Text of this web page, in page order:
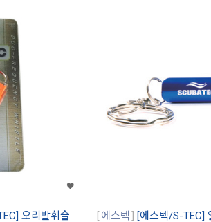
오리발휘슬 에스텍 [에스텍/S-TEC]